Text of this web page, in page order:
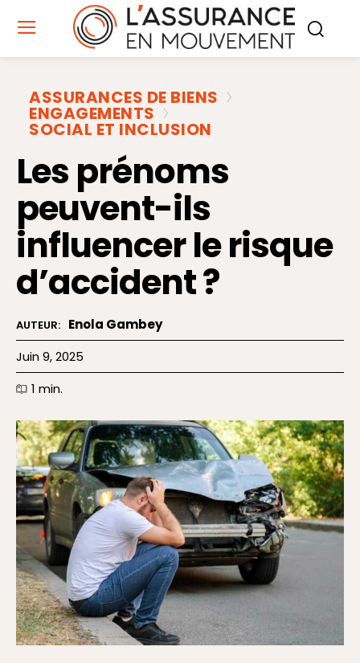
ASSURANCES DE BIENS
ENGAGEMENTS
SOCIAL ET INCLUSION
Les prénoms
peuvent-ils
influencer le risque
d’accident ?
AUTEUR: Enola Gambey
Juin 9, 2025
1 min.